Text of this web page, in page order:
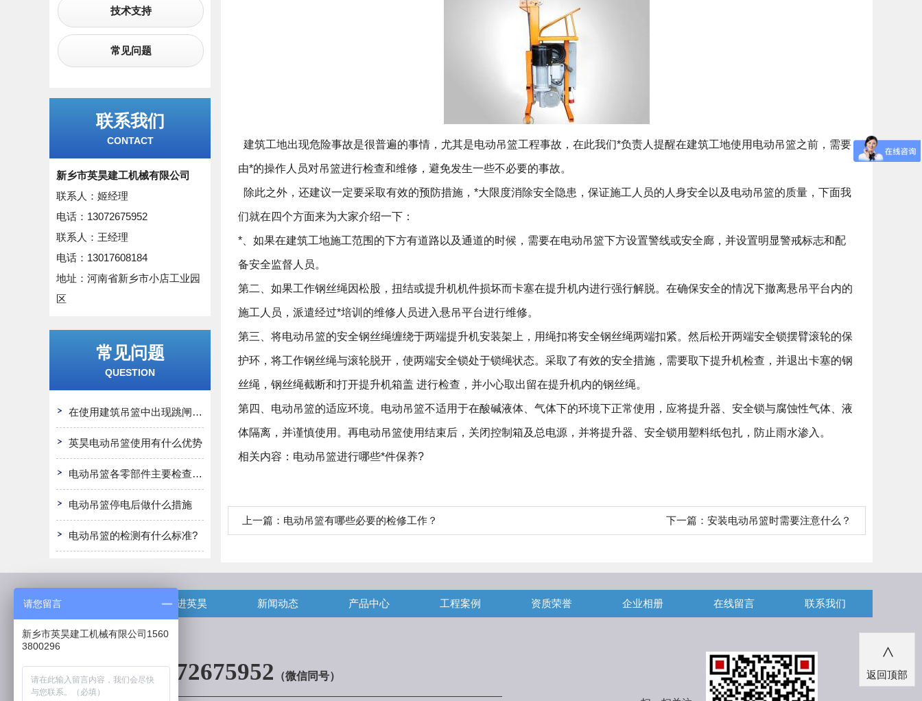
技术支持
常见问题
联系我们
CONTACT
新乡市英昊建工机械有限公司
联系人：姬经理
电话：13072675952
联系人：王经理
电话：13017608184
地址：河南省新乡市小店工业园
区
常见问题
QUESTION
在使用建筑吊篮中出现跳闸怎么办
英昊电动吊篮使用有什么优势
电动吊篮各零部件主要检查哪些?
电动吊篮停电后做什么措施
电动吊篮的检测有什么标准?
建筑工地出现危险事故是很普遍的事情，尤其是电动吊篮工程事故，在此我们*负责人提醒在建筑工地使用电动吊篮之前，需要
由*的操作人员对吊篮进行检查和维修，避免发生一些不必要的事故。
除此之外，还建议一定要采取有效的预防措施，*大限度消除安全隐患，保证施工人员的人身安全以及电动吊篮的质量，下面我
们就在四个方面来为大家介绍一下：
*、如果在建筑工地施工范围的下方有道路以及通道的时候，需要在电动吊篮下方设置警线或安全廊，并设置明显警戒标志和配
备安全监督人员。
第二、如果工作钢丝绳因松股，扭结或提升机机件损坏而卡塞在提升机内进行强行解脱。在确保安全的情况下撤离悬吊平台内的
施工人员，派遣经过*培训的维修人员进入悬吊平台进行维修。
第三、将电动吊篮的安全钢丝绳缠绕于两端提升机安装架上，用绳扣将安全钢丝绳两端扣紧。然后松开两端安全锁摆臂滚轮的保
护环，将工作钢丝绳与滚轮脱开，使两端安全锁处于锁绳状态。采取了有效的安全措施，需要取下提升机检查，并退出卡塞的钢
丝绳，钢丝绳截断和打开提升机箱盖 进行检查，并小心取出留在提升机内的钢丝绳。
第四、电动吊篮的适应环境。电动吊篮不适用于在酸碱液体、气体下的环境下正常使用，应将提升器、安全锁与腐蚀性气体、液
体隔离，并谨慎使用。再电动吊篮使用结束后，关闭控制箱及总电源，并将提升器、安全锁用塑料纸包扎，防止雨水渗入。
相关内容： 电动吊篮进行哪些*件保养?
上一篇： 电动吊篮有哪些必要的检修工作？ 下一篇： 安装电动吊篮时需要注意什么？
走进英昊 新闻动态 产品中心 工程案例 资质荣誉 企业相册 在线留言 联系我们
13072675952 （微信同号）
>
返回顶部
请您留言
新乡市英昊建工机械有限公司1560
3800296